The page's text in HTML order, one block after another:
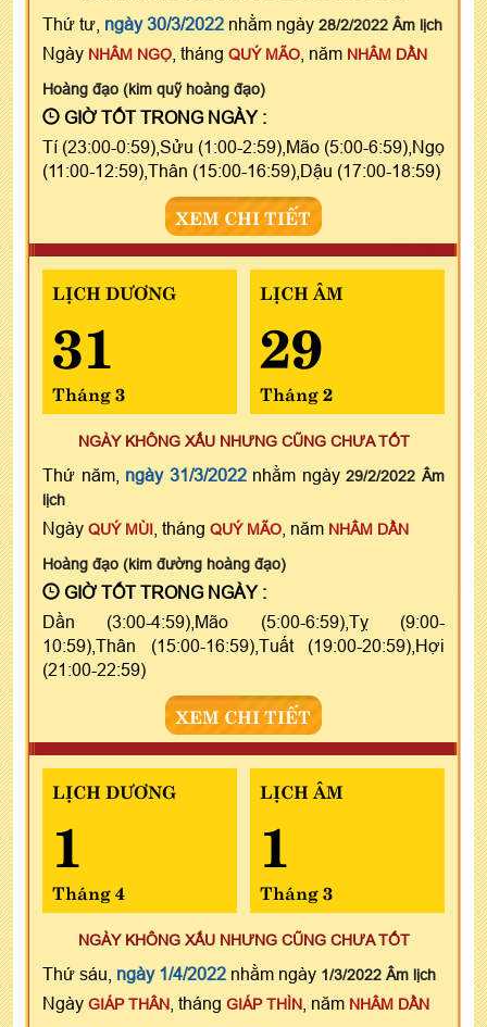
Thứ tư, ngày 30/3/2022 nhằm ngày 28/2/2022 Âm lịch
Ngày NHÂM NGỌ , tháng QUÝ MÃO , năm NHÂM DẦN
Hoàng đạo (kim quỹ hoàng đạo)
GIỜ TỐT TRONG NGÀY :
Tí (23:00-0:59),Sửu (1:00-2:59),Mão (5:00-6:59),Ngọ
(11:00-12:59),Thân (15:00-16:59),Dậu (17:00-18:59)
XEM CHI TIẾT
LỊCH DƯƠNG
31
Tháng 3
LỊCH ÂM
29
Tháng 2
NGÀY KHÔNG XẤU NHƯNG CŨNG CHƯA TỐT
Thứ năm, ngày 31/3/2022nhằm ngày29/2/2022 Âm
lịch
Ngày QUÝ MÙI , tháng QUÝ MÃO , năm NHÂM DẦN
Hoàng đạo (kim đường hoàng đạo)
GIỜ TỐT TRONG NGÀY :
Dần (3:00-4:59),Mão (5:00-6:59),Tỵ (9:00-
10:59),Thân (15:00-16:59),Tuất (19:00-20:59),Hợi
(21:00-22:59)
XEM CHI TIẾT
LỊCH DƯƠNG
1
Tháng 4
LỊCH ÂM
1
Tháng 3
NGÀY KHÔNG XẤU NHƯNG CŨNG CHƯA TỐT
Thứ sáu, ngày 1/4/2022 nhằm ngày 1/3/2022 Âm lịch
Ngày GIÁP THÂN , tháng GIÁP THÌN , năm NHÂM DẦN